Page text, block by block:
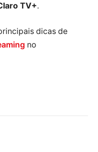
TV+.
dicas de
no